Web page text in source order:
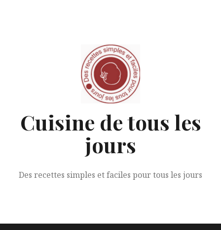
Cuisine de tous les
jours
Des recettes simples et faciles pour tous les jours